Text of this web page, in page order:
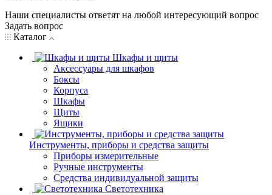
Наши специалисты ответят на любой интересующий вопрос
Задать вопрос
Каталог
Шкафы и щиты
Аксессуары для шкафов
Боксы
Корпуса
Шкафы
Щиты
Ящики
Инструменты, приборы и средства защиты
Приборы измерительные
Ручные инструменты
Средства индивидуальной защиты
Светотехника